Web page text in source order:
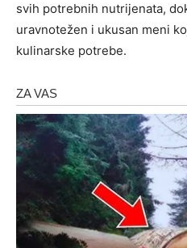
svih potrebnih nutrijenata,
uravnotežen i ukusan meni
kulinarske potrebe.